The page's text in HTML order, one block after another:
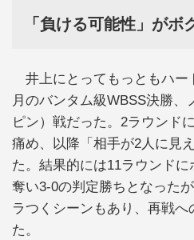
「負ける可能性」がボ
井上にとってもっともハー
月のバンタム級WBSS決勝、
ピン）戦だった。2ラウンド
痛め、以降「相手が2人に見
た。結果的には11ラウンド
奪い3-0の判定勝ちとなった
ラつくシーンもあり、再戦へ
た。